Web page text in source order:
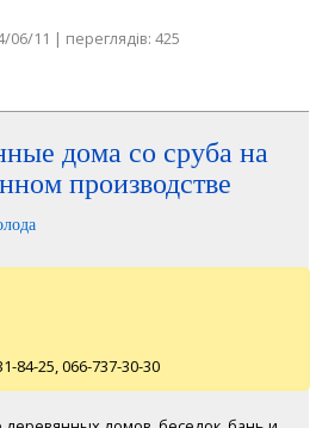
06/11 | переглядів: 425
производстве
84-25, 066-737-30-30